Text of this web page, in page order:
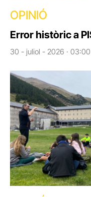
OPINIÓ
Error històric a
30 - juliol - 2026 · 03:00